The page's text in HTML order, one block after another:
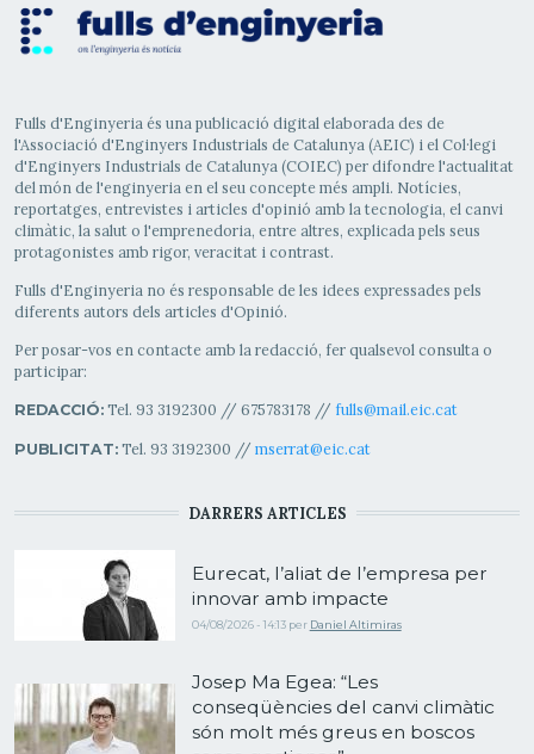
Fulls d'Enginyeria és una publicació digital elaborada des de
l'Associació d'Enginyers Industrials de Catalunya (AEIC) i el Col·legi
d'Enginyers Industrials de Catalunya (COIEC) per difondre l'actualitat
del món de l'enginyeria en el seu concepte més ampli. Notícies,
reportatges, entrevistes i articles d'opinió amb la tecnologia, el canvi
climàtic, la salut o l'emprenedoria, entre altres, explicada pels seus
protagonistes amb rigor, veracitat i contrast.
Fulls d'Enginyeria no és responsable de les idees expressades pels
diferents autors dels articles d'Opinió.
Per posar-vos en contacte amb la redacció, fer qualsevol consulta o
participar:
REDACCIÓ:Tel. 93 3192300 // 675783178 // fulls@mail.eic.cat
PUBLICITAT:Tel. 93 3192300 // mserrat@eic.cat
DARRERS ARTICLES
Eurecat, l’aliat de l’empresa per
innovar amb impacte
04/08/2026 - 14:13 per Daniel Altimiras
Josep Ma Egea: “Les
conseqüències del canvi climàtic
són molt més greus en boscos